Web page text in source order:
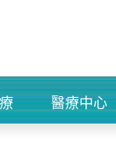
+
醫療中心